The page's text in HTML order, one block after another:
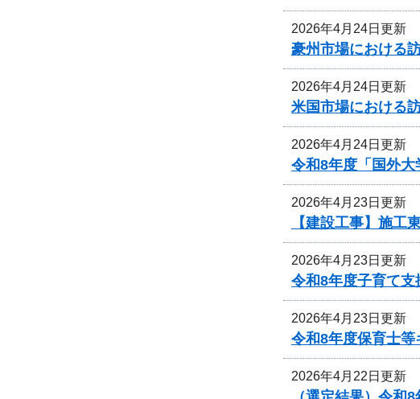
2026年4月24日更新
豪州市場における
2026年4月24日更新
米国市場における
2026年4月24日更新
令和8年度「国外大
2026年4月23日更新
【建設工事】施工
2026年4月23日更新
令和8年度子育て支
2026年4月23日更新
令和8年度保育士等
2026年4月22日更新